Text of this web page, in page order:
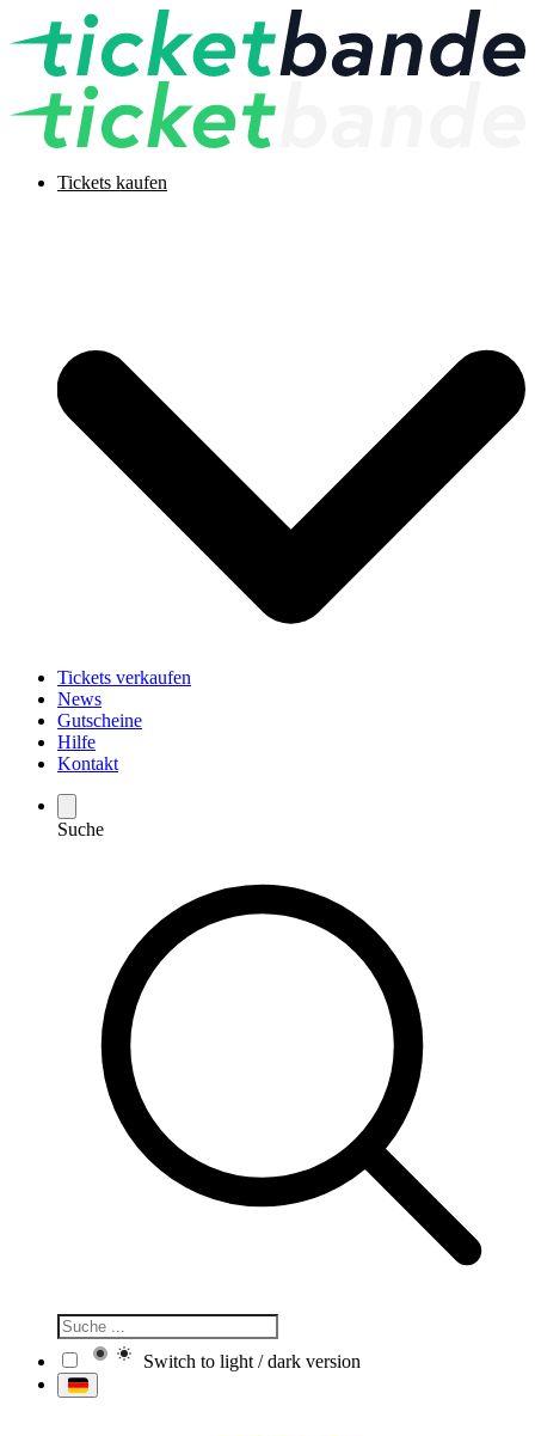
Tickets kaufen
Tickets verkaufen
News
Gutscheine
Hilfe
Kontakt
Suche
Switch to light / dark version